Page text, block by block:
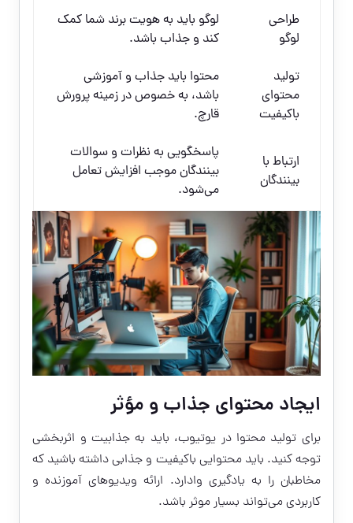
طراحی
لوگو
لوگو باید به هویت برند شما کمک
کند و جذاب باشد.
تولید
محتوای
باکیفیت
محتوا باید جذاب و آموزشی
باشد، به خصوص در زمینه پرورش
قارچ.
ارتباط با
بینندگان
پاسخگویی به نظرات و سوالات
بینندگان موجب افزایش تعامل
می‌شود.
ایجاد محتوای جذاب و مؤثر
برای تولید محتوا در یوتیوب، باید به جذابیت و اثربخشی
توجه کنید. باید محتوایی باکیفیت و جذابی داشته باشید که
مخاطبان را به یادگیری وادارد. ارائه ویدیوهای آموزنده و
کاربردی می‌تواند بسیار موثر باشد.